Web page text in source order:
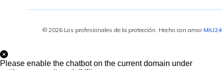
© 2026 Los profesionales de la protección. Hecho con amor
Please enable the chatbot on the current domain under